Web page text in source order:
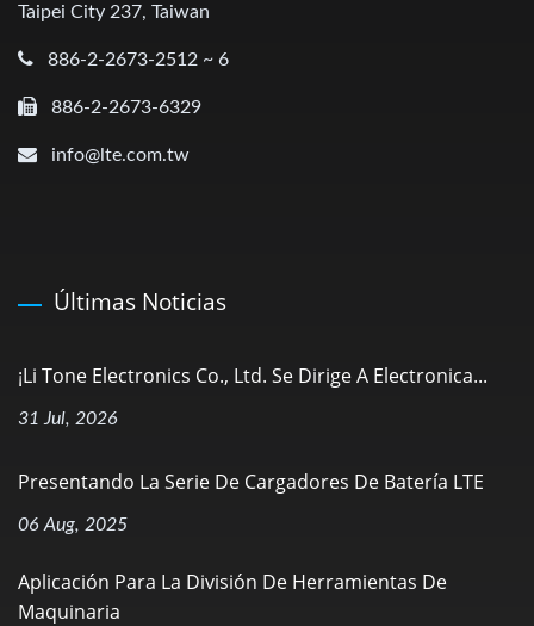
Taipei City 237, Taiwan
886-2-2673-2512 ~ 6
886-2-2673-6329
info@lte.com.tw
Últimas Noticias
¡Li Tone Electronics Co., Ltd. Se Dirige A Electronica...
31 Jul, 2026
Presentando La Serie De Cargadores De Batería LTE
06 Aug, 2025
Aplicación Para La División De Herramientas De
Maquinaria